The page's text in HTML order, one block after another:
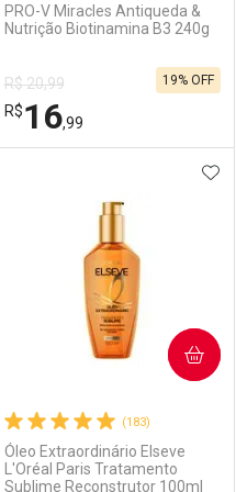
PRO-V Miracles Antiqueda &
Nutrição Biotinamina B3 240g
R$ 20,99
R$16,99
19% OFF
Laboratório
Por Menos
AOS FAVORITOS
(183)
Óleo Extraordinário Elseve
L'Oréal Paris Tratamento
Sublime Reconstrutor 100ml
COMPRAR